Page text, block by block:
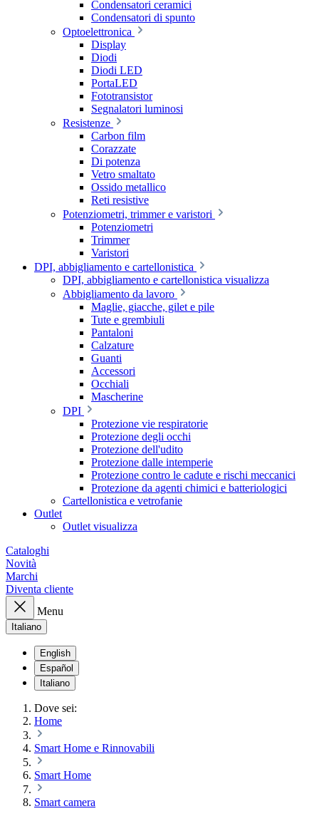
Condensatori ceramici
Condensatori di spunto
Optoelettronica
Display
Diodi
Diodi LED
PortaLED
Fototransistor
Segnalatori luminosi
Resistenze
Carbon film
Corazzate
Di potenza
Vetro smaltato
Ossido metallico
Reti resistive
Potenziometri, trimmer e varistori
Potenziometri
Trimmer
Varistori
DPI, abbigliamento e cartellonistica
DPI, abbigliamento e cartellonistica visualizza
Abbigliamento da lavoro
Maglie, giacche, gilet e pile
Tute e grembiuli
Pantaloni
Calzature
Guanti
Accessori
Occhiali
Mascherine
DPI
Protezione vie respiratorie
Protezione degli occhi
Protezione dell'udito
Protezione dalle intemperie
Protezione contro le cadute e rischi meccanici
Protezione da agenti chimici e batteriologici
Cartellonistica e vetrofanie
Outlet
Outlet visualizza
Cataloghi
Novità
Marchi
Diventa cliente
Menu
Italiano
English
Español
Italiano
Dove sei:
Home
Smart Home e Rinnovabili
Smart Home
Smart camera